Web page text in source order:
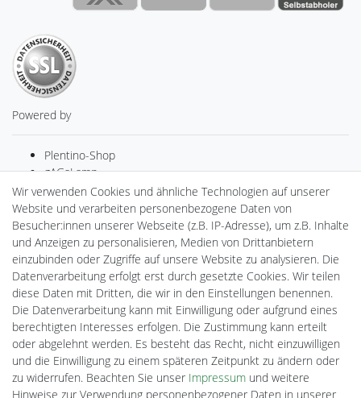
Powered by
Plentino-Shop
gAGaLamp
Drohnenstore24
MeinUSB
Batteriespeicher
PlentiSolar
Gebrauchtlicht
Ledkauf
DEYESOLAR
Lightech Connect
CardanLight Europe
FORTIMO LEDs
Cardanlight-Shop
Wallbox24
Wir verwenden Cookies und ähnliche Technologien auf unserer
Website und verarbeiten personenbezogene Daten von
Besucher:innen unserer Webseite (z.B. IP-Adresse), um z.B. Inhalte
und Anzeigen zu personalisieren, Medien von Drittanbietern
einzubinden oder Zugriffe auf unsere Website zu analysieren. Die
Datenverarbeitung erfolgt erst durch gesetzte Cookies. Wir teilen
diese Daten mit Dritten, die wir in den Einstellungen benennen.
Die Datenverarbeitung kann mit Einwilligung oder aufgrund eines
berechtigten Interesses erfolgen. Die Zustimmung kann erteilt
oder abgelehnt werden. Es besteht das Recht, nicht einzuwilligen
und die Einwilligung zu einem späteren Zeitpunkt zu ändern oder
zu widerrufen. Beachten Sie unser Impressum und weitere
Hinweise zur Verwendung personenbezogener Daten in unserer